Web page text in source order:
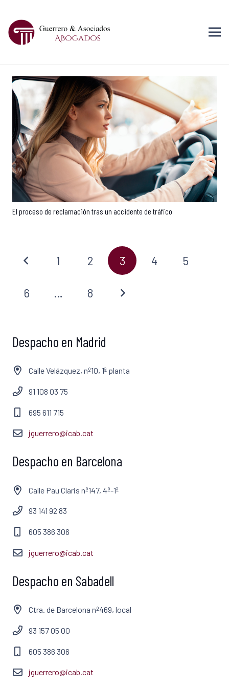
El proceso de reclamación tras un accidente de tráfico
1 2 3 4 5
6 … 8
Despacho en Madrid
Calle Velázquez, nº10, 1ª planta
91 108 03 75
695 611 715
jguerrero@icab.cat
Despacho en Barcelona
Calle Pau Claris nº147, 4º-1ª
93 141 92 83
605 386 306
jguerrero@icab.cat
Despacho en Sabadell
Ctra. de Barcelona nº469, local
93 157 05 00
605 386 306
jguerrero@icab.cat